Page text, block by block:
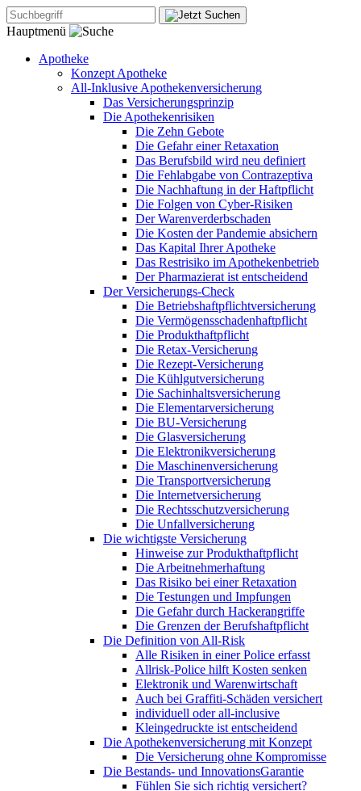
Hauptmenü
Apotheke
Konzept Apotheke
All-Inklusive Apothekenversicherung
Das Versicherungsprinzip
Die Apothekenrisiken
Die Zehn Gebote
Die Gefahr einer Retaxation
Das Berufsbild wird neu definiert
Die Fehlabgabe von Contrazeptiva
Die Nachhaftung in der Haftpflicht
Die Folgen von Cyber-Risiken
Der Warenverderbschaden
Die Kosten der Pandemie absichern
Das Kapital Ihrer Apotheke
Das Restrisiko im Apothekenbetrieb
Der Pharmazierat ist entscheidend
Der Versicherungs-Check
Die Betriebshaftpflichtversicherung
Die Vermögensschadenhaftpflicht
Die Produkthaftpflicht
Die Retax-Versicherung
Die Rezept-Versicherung
Die Kühlgutversicherung
Die Sachinhaltsversicherung
Die Elementarversicherung
Die BU-Versicherung
Die Glasversicherung
Die Elektronikversicherung
Die Maschinenversicherung
Die Transportversicherung
Die Internetversicherung
Die Rechtsschutzversicherung
Die Unfallversicherung
Die wichtigste Versicherung
Hinweise zur Produkthaftpflicht
Die Arbeitnehmerhaftung
Das Risiko bei einer Retaxation
Die Testungen und Impfungen
Die Gefahr durch Hackerangriffe
Die Grenzen der Berufshaftpflicht
Die Definition von All-Risk
Alle Risiken in einer Police erfasst
Allrisk-Police hilft Kosten senken
Elektronik und Warenwirtschaft
Auch bei Graffiti-Schäden versichert
individuell oder all-inclusive
Kleingedruckte ist entscheidend
Die Apothekenversicherung mit Konzept
Die Versicherung ohne Kompromisse
Die Bestands- und InnovationsGarantie
Fühlen Sie sich richtig versichert?